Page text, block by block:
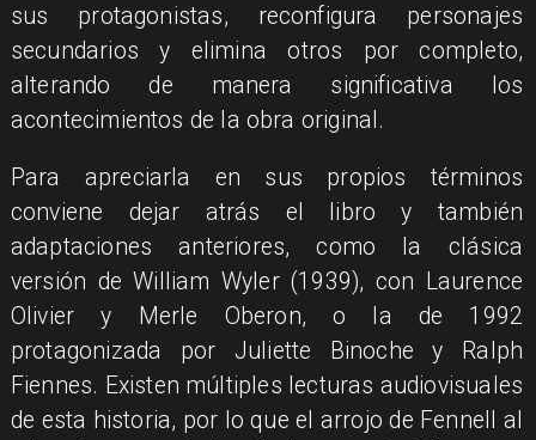
sus protagonistas, reconfigura personajes
secundarios y elimina otros por completo,
alterando de manera significativa los
acontecimientos de la obra original.
Para apreciarla en sus propios términos
conviene dejar atrás el libro y también
adaptaciones anteriores, como la clásica
versión de William Wyler (1939), con Laurence
Olivier y Merle Oberon, o la de 1992
protagonizada por Juliette Binoche y Ralph
Fiennes. Existen múltiples lecturas audiovisuales
de esta historia, por lo que el arrojo de Fennell al